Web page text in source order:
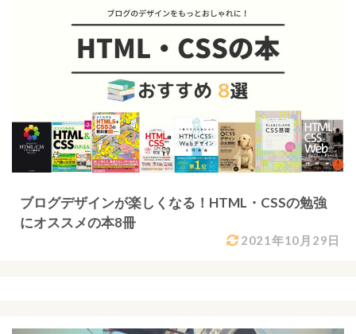
2021年10月29日
ブログデザインが楽しくなる！HTML・CSSの勉強
にオススメの本8冊